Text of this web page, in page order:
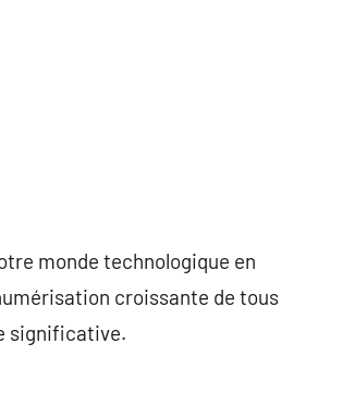
monde technologique en
croissante de tous
significative.